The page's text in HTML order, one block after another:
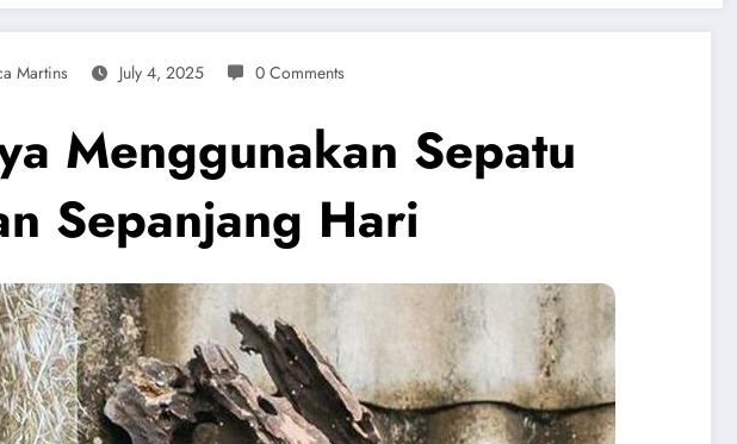
Martins July 4, 2025 0 Comments
Menggunakan Sepatu
Sepanjang Hari